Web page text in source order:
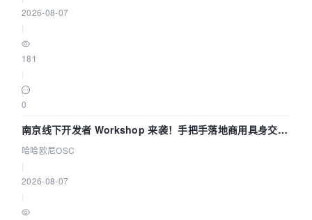
2026-08-07
181
0
南京线下开发者 Workshop 来袭！手把手落地商用具身交互
智能 Agent 应用
哈哈欧尼OSC
2026-08-07